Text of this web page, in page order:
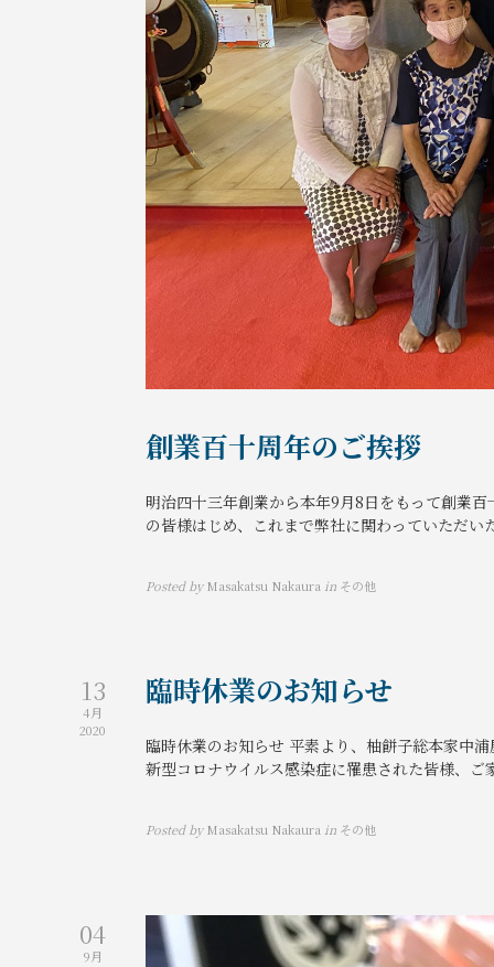
創業百十周年のご挨拶
明治四十三年創業から本年9月8日をもって創業
の皆様はじめ、これまで弊社に関わっていただ
Posted by Masakatsu Nakaura in その他
13
4月
2020
臨時休業のお知らせ
臨時休業のお知らせ 平素より、柚餅子総本家中
新型コロナウイルス感染症に罹患された皆様、
Posted by Masakatsu Nakaura in その他
04
9月